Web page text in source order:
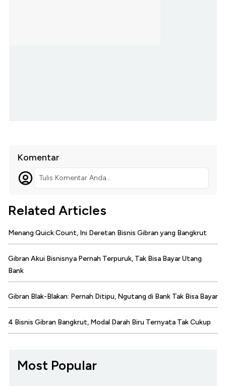
Komentar
Tulis Komentar Anda...
Related Articles
Menang Quick Count, Ini Deretan Bisnis Gibran yang Bangkrut
Gibran Akui Bisnisnya Pernah Terpuruk, Tak Bisa Bayar Utang
Bank
Gibran Blak-Blakan: Pernah Ditipu, Ngutang di Bank Tak Bisa Bayar
4 Bisnis Gibran Bangkrut, Modal Darah Biru Ternyata Tak Cukup
Most Popular